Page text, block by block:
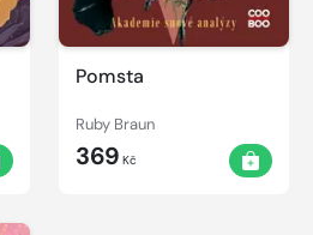
Pomsta
Ruby Braun
369 Kč